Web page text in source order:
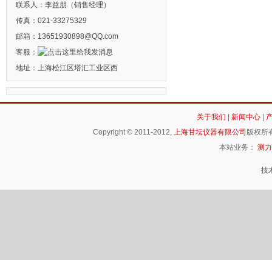
联系人：李益朋（销售经理）
传真：021-33275329
邮箱：13651930898@QQ.com
客服：
地址：上海松江区塔汇工业区西
关于我们 新闻中心|
Copyright © 2011-2012,上海甘坛仪器有限公司 版权所
本站业务： 测
技